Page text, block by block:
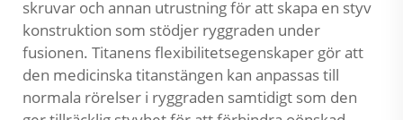
skruvar och annan utrustning för att skapa en styv
konstruktion som stödjer ryggraden under
fusionen. Titanens flexibilitetsegenskaper gör att
den medicinska titanstängen kan anpassas till
normala rörelser i ryggraden samtidigt som den